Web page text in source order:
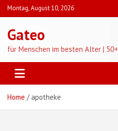
Skip
to
Montag, August 10, 2026
Gateo
für Menschen im besten Alter | 50+
Home apotheke